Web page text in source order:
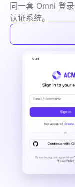
同一套 Omni 登
认证系统。